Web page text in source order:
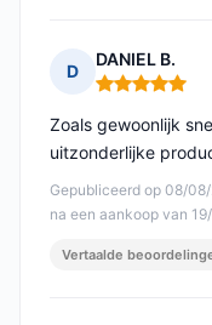
D
DANIEL B.
Opmerking: 5
Gepubliceerd op 08/
na een aankoop van
Zoals gewoonlijk
uitzonderlijke
Vertaalde